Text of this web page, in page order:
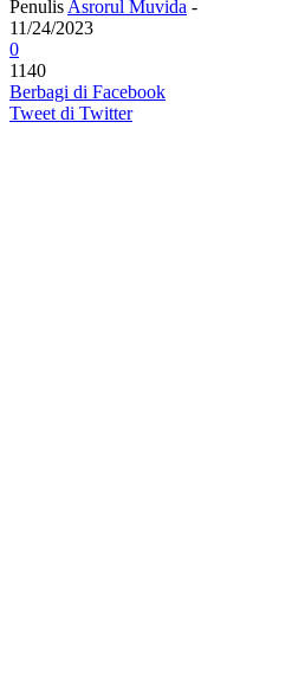
Penulis Asrorul Muvida -
11/24/2023
0
1140
Berbagi di Facebook
Tweet di Twitter